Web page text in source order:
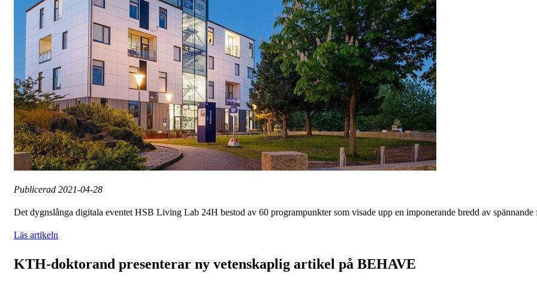
Publicerad 2021-04-28
Det dygnslånga digitala eventet HSB Living Lab 24H bestod av 60 programpunkter som visade upp en imponerande bredd av
Läs artikeln
KTH-doktorand presenterar ny vetenskaplig artikel på BEHAVE